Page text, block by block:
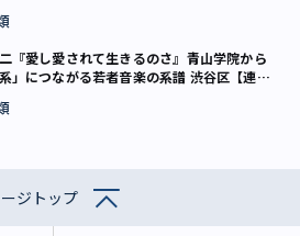
『愛し愛されて生きるのさ』――青山学院から
系」につながる若者音楽の系譜 渋谷区【連
ジトップ